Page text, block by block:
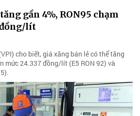
gần 4%, RON95 chạm
lít
cho biết, giá xăng bán lẻ có thể tăng
mức 24.337 đồng/lít (E5 RON 92) và